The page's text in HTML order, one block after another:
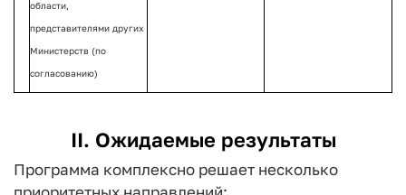
области,
представителями других
Министерств (по
согласованию)
II. Ожидаемые результаты
Программа комплексно решает несколько